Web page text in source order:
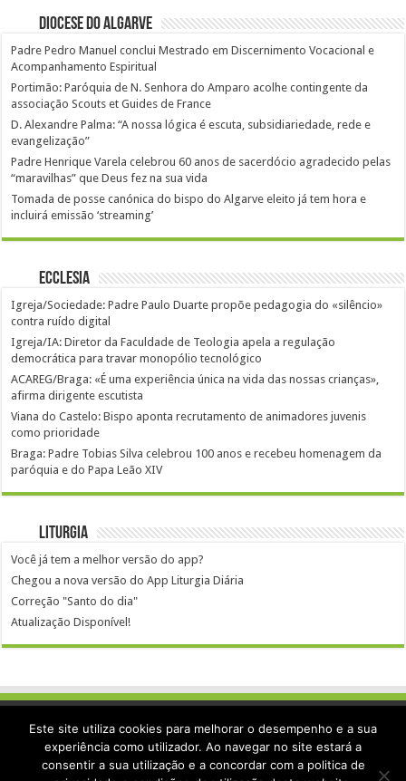
Diocese do Algarve
Padre Pedro Manuel conclui Mestrado em Discernimento Vocacional e
Acompanhamento Espiritual
Portimão: Paróquia de N. Senhora do Amparo acolhe contingente da
associação Scouts et Guides de France
D. Alexandre Palma: “A nossa lógica é escuta, subsidiariedade, rede e
evangelização”
Padre Henrique Varela celebrou 60 anos de sacerdócio agradecido pelas
“maravilhas” que Deus fez na sua vida
Tomada de posse canónica do bispo do Algarve eleito já tem hora e
incluirá emissão ‘streaming’
Ecclesia
Igreja/Sociedade: Padre Paulo Duarte propõe pedagogia do «silêncio»
contra ruído digital
Igreja/IA: Diretor da Faculdade de Teologia apela a regulação
democrática para travar monopólio tecnológico
ACAREG/Braga: «É uma experiência única na vida das nossas crianças»,
afirma dirigente escutista
Viana do Castelo: Bispo aponta recrutamento de animadores juvenis
como prioridade
Braga: Padre Tobias Silva celebrou 100 anos e recebeu homenagem da
paróquia e do Papa Leão XIV
Liturgia
Você já tem a melhor versão do app?
Chegou a nova versão do App Liturgia Diária
Correção "Santo do dia"
Atualização Disponível!
Criado por algarit.pt| Livro de Reclamações Online
Este site utiliza cookies para melhorar o desempenho e a sua
experiência como utilizador. Ao navegar no site estará a
consentir a sua utilização e a concordar com a politica de